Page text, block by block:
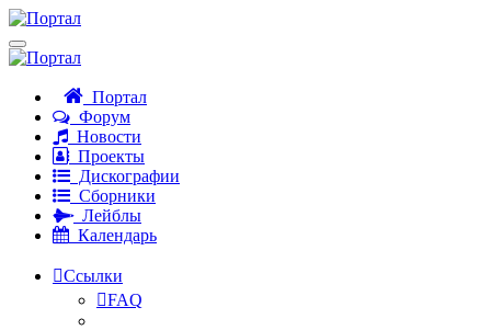
Портал
Форум
Новости
Проекты
Дискографии
Сборники
Лейблы
Календарь
Ссылки
FAQ